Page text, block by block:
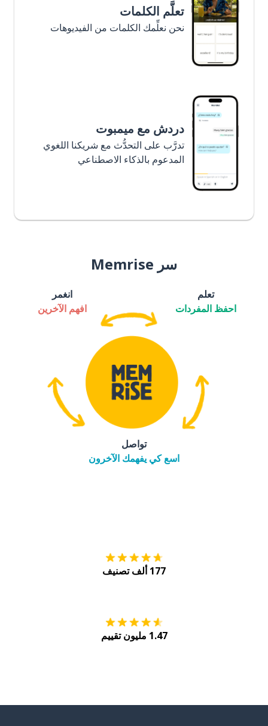
تعلَّم الكلمات
نحن نعلِّمك الكلمات من الفيديوهات
دردش مع ميمبوت
تدرَّب على التحدُّث مع شريكنا اللغوي
المدعوم بالذكاء الاصطناعي
سر Memrise
تعلم
احفظ المفردات
انغمر
افهم الآخرين
تواصل
اسع كي يفهمك الآخرون
177 ألف تصنيف
1.47 مليون تقييم